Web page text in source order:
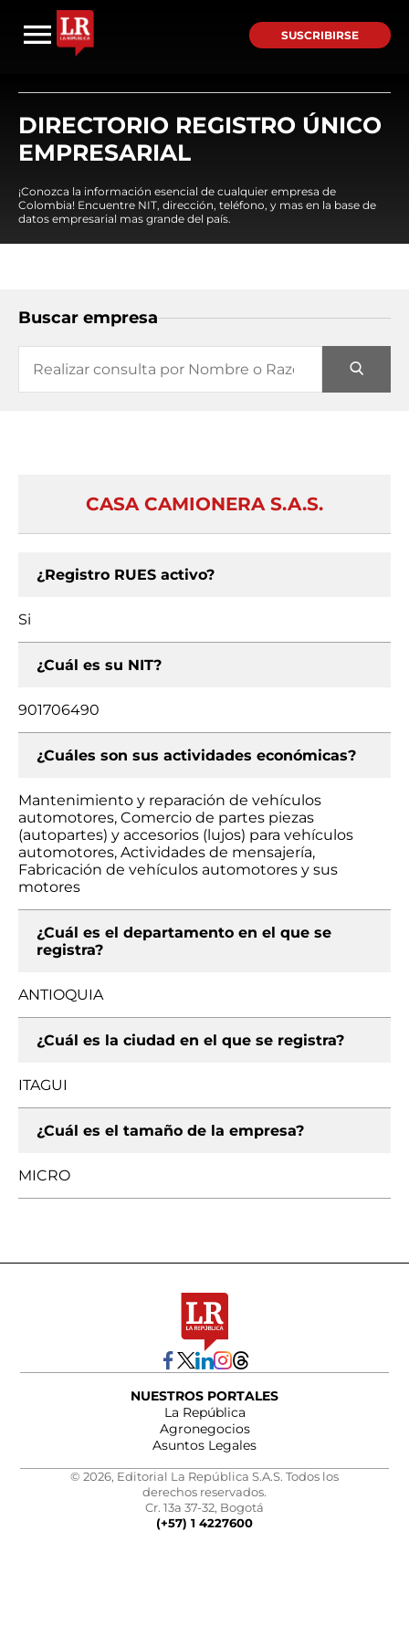
SUSCRIBIRSE
DIRECTORIO REGISTRO ÚNICO
EMPRESARIAL
¡Conozca la información esencial de cualquier empresa de
Colombia! Encuentre NIT, dirección, teléfono, y mas en la base de
datos empresarial mas grande del país.
Buscar empresa
CASA CAMIONERA S.A.S.
¿Registro RUES activo?
Si
¿Cuál es su NIT?
901706490
¿Cuáles son sus actividades económicas?
Mantenimiento y reparación de vehículos
automotores, Comercio de partes piezas
(autopartes) y accesorios (lujos) para vehículos
automotores, Actividades de mensajería,
Fabricación de vehículos automotores y sus
motores
¿Cuál es el departamento en el que se
registra?
ANTIOQUIA
¿Cuál es la ciudad en el que se registra?
ITAGUI
¿Cuál es el tamaño de la empresa?
MICRO
NUESTROS PORTALES
La República
Agronegocios
Asuntos Legales
© 2026, Editorial La República S.A.S. Todos los
derechos reservados.
Cr. 13a 37-32, Bogotá
(+57) 1 4227600